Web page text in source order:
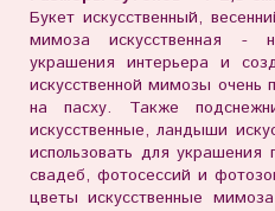
Букет искусственный,
мимоза искусственная -
украшения интерьера и
искусственной мимозы
на пасху. Также
искусственные, ландыши
использовать для украшения
свадеб, фотосессий и
цветы искусственные